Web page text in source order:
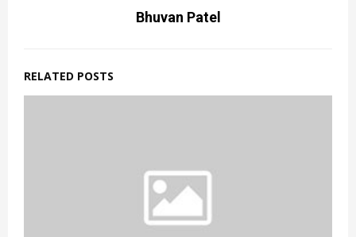
Bhuvan Patel
RELATED POSTS